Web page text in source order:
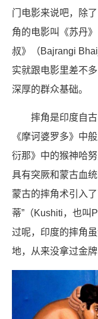
门电影来说吧，除
角的电影叫《苏丹
叔》（Bajrangi
实就跟电影里差不
深厚的群众基础。
摔角是印度自
《摩诃婆罗多》中
衍那》中的猴神哈
具有突厥和蒙古血
蒙古的摔角术引入
蒂”（Kushiti，也叫
过呢，印度的摔角
地，从来没拿过金